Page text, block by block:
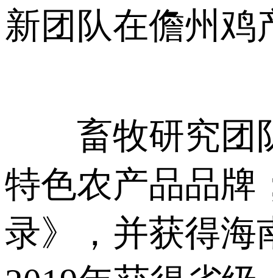
新团队在儋州鸡
畜牧研究团队
特色农产品品牌
录》，并获得海